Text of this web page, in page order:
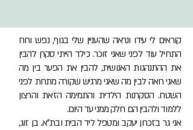
קוראים לי עידו ונראה שהעניין שלי בגוף, נפש ורוח
התחיל עוד לפני שאני זוכר. כילד הייתי סקרן להבין
את ההתנהגות האנושית, להבין את הפער בין מה
שאני רואה לבין מה שאני מרגיש שקורה מתחת לפני
השטח. הסקרנות הילדית והתמימה הזאת והרצון
ללמוד ולהבין הם חלק ממני עד היום.
אני גר בזכרון יעקב ומטפל ליד הבית ובת״א. בן זוג,